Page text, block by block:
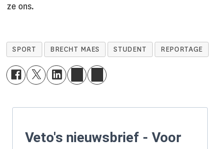
ze ons.
SPORT BRECHT MAES STUDENT REPORTAGE
Veto's nieuwsbrief - Voor